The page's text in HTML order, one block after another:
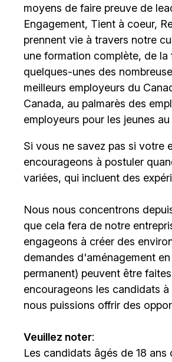
moyens de faire preuve de
Engagement, Tient à coeur,
prennent vie à travers notre
une formation complète, de
quelques-unes des
meilleurs employeurs du
Canada, au palmarès des
employeurs pour les jeunes au
Si vous ne savez pas si votre
encourageons à postuler
variées, qui incluent des
Nous nous concentrons
que cela fera de notre
engageons à créer des
demandes d'aménagement
permanent) peuvent être
encourageons les candidats
nous puissions offrir des
Veuillez noter:
Les candidats âgés de 18